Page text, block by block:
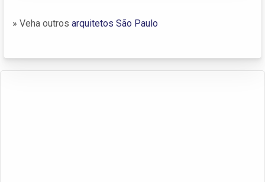
» Veha outros arquitetos São Paulo